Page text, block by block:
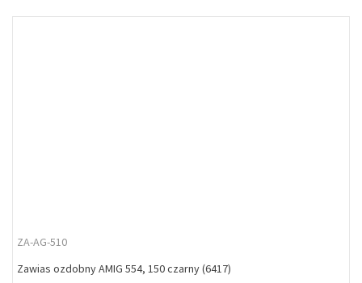
ZA-AG-510
Zawias ozdobny AMIG 554, 150 czarny (6417)